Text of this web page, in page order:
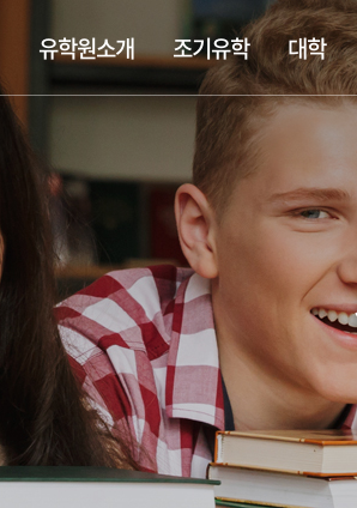
유학원소개
신세기 집중 케어시스템
조기유학
싱가폴국제학교 싱가폴사립학교 싱
대학
장학금유학 사립대학교
조기유학대비반
싱가폴정보